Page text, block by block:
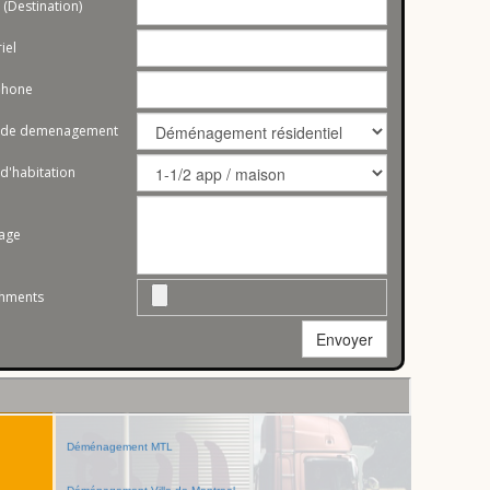
(Destination)
demenagement
Envoyer
Déménagement Estrie
Déménagement Côte-Nord
Déménagement Capitale-Nationale
Déménagement Laurentides
Déménagement Chaudière-Appalaches
Déménagement Lanaudière
Déménagement Outaouais
Déménagement Agglomération de Montréal